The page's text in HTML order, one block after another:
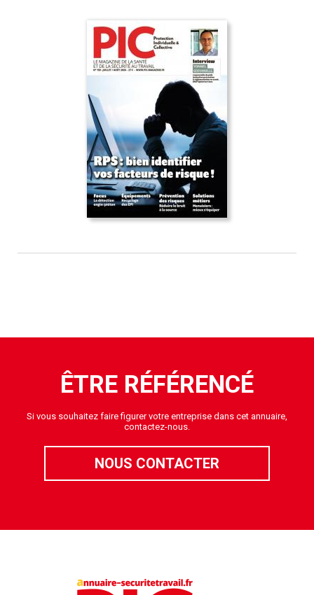
ÊTRE RÉFÉRENCÉ
Si vous souhaitez faire figurer votre entreprise dans cet annuaire,
contactez-nous.
NOUS CONTACTER